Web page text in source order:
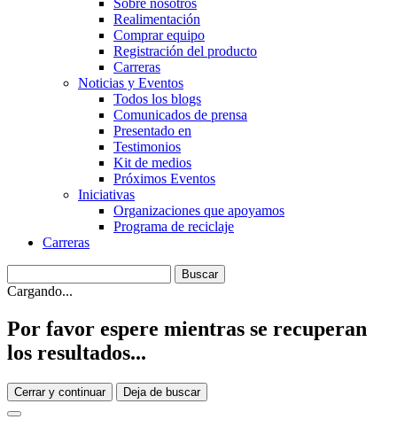
Sobre nosotros
Realimentación
Comprar equipo
Registración del producto
Carreras
Noticias y Eventos
Todos los blogs
Comunicados de prensa
Presentado en
Testimonios
Kit de medios
Próximos Eventos
Iniciativas
Organizaciones que apoyamos
Programa de reciclaje
Carreras
Cargando...
Por favor espere mientras se recuperan
los resultados...
Cerrar y continuar Deja de buscar